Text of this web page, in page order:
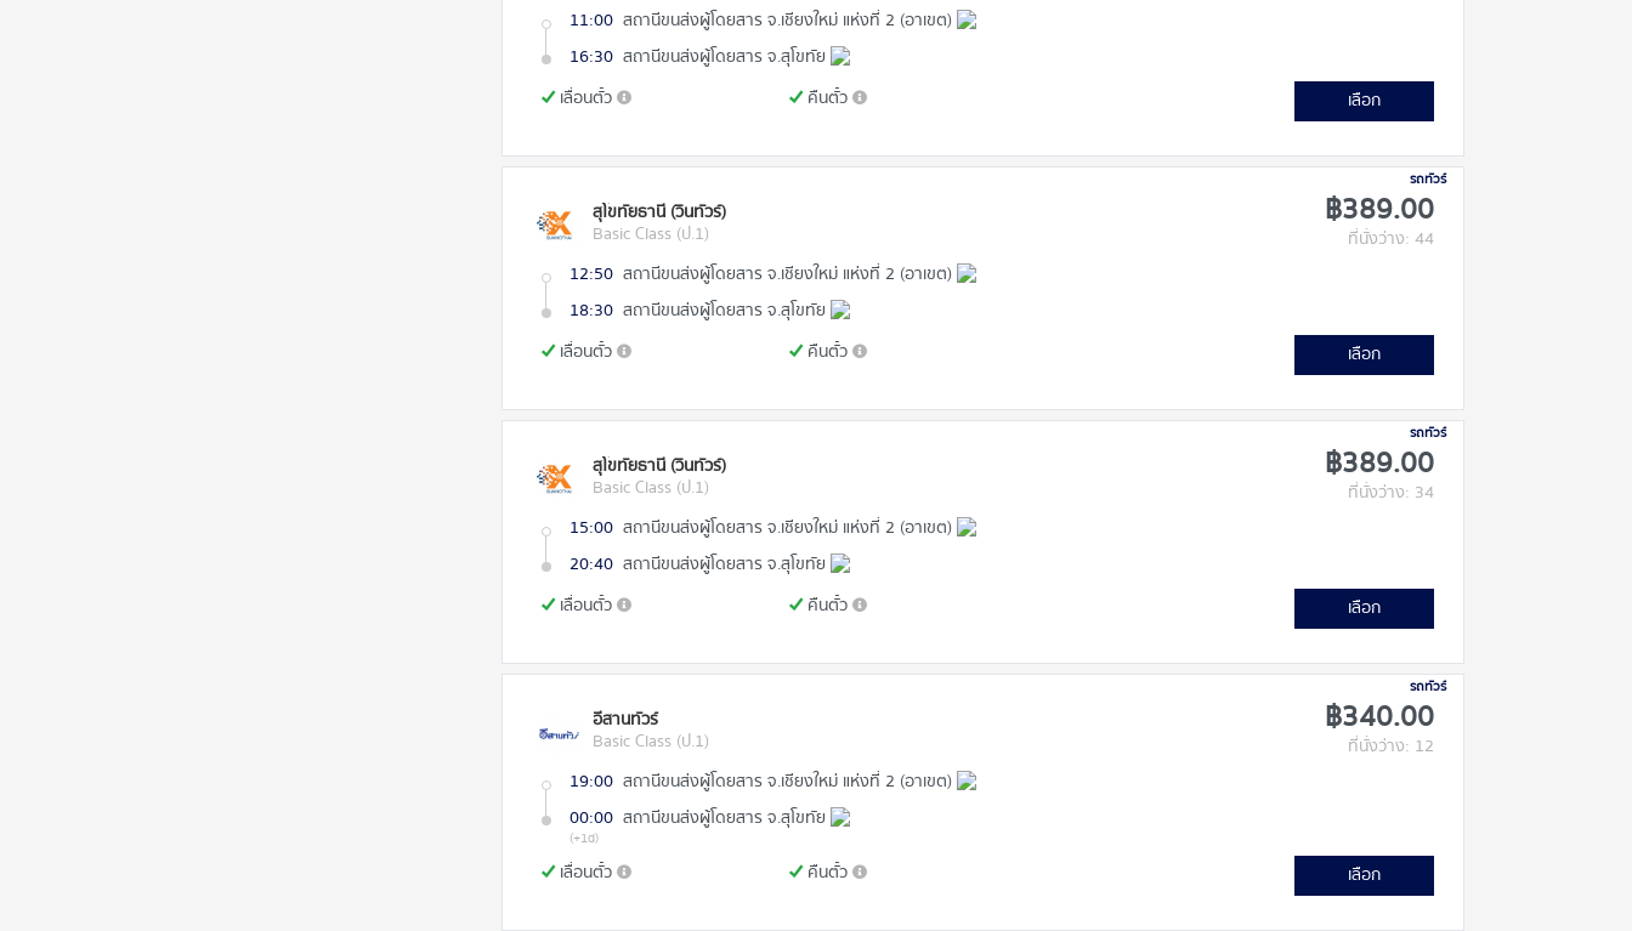
11:00 สถานีขนส่งผู้โดยสาร จ.เชียงใหม่ แห่งที่ 2 (อาเขต)
16:30 สถานีขนส่งผู้โดยสาร จ.สุโขทัย
เลื่อนตั๋ว
คืนตั๋ว เลือก
รถทัวร์
สุโขทัยธานี (วินทัวร์)
Basic Class (ป.1)
฿389.00
ที่นั่งว่าง: 44
12:50 สถานีขนส่งผู้โดยสาร จ.เชียงใหม่ แห่งที่ 2 (อาเขต)
18:30 สถานีขนส่งผู้โดยสาร จ.สุโขทัย
เลื่อนตั๋ว
คืนตั๋ว เลือก
รถทัวร์
สุโขทัยธานี (วินทัวร์)
Basic Class (ป.1)
฿389.00
ที่นั่งว่าง: 34
15:00 สถานีขนส่งผู้โดยสาร จ.เชียงใหม่ แห่งที่ 2 (อาเขต)
20:40 สถานีขนส่งผู้โดยสาร จ.สุโขทัย
เลื่อนตั๋ว
คืนตั๋ว เลือก
รถทัวร์
อีสานทัวร์
Basic Class (ป.1)
฿340.00
ที่นั่งว่าง: 12
19:00 สถานีขนส่งผู้โดยสาร จ.เชียงใหม่ แห่งที่ 2 (อาเขต)
00:00 สถานีขนส่งผู้โดยสาร จ.สุโขทัย
(+1d)
เลื่อนตั๋ว คืนตั๋ว เลือก